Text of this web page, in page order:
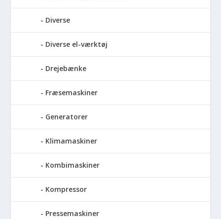
Diverse
Diverse el-værktøj
Drejebænke
Fræsemaskiner
Generatorer
Klimamaskiner
Kombimaskiner
Kompressor
Pressemaskiner